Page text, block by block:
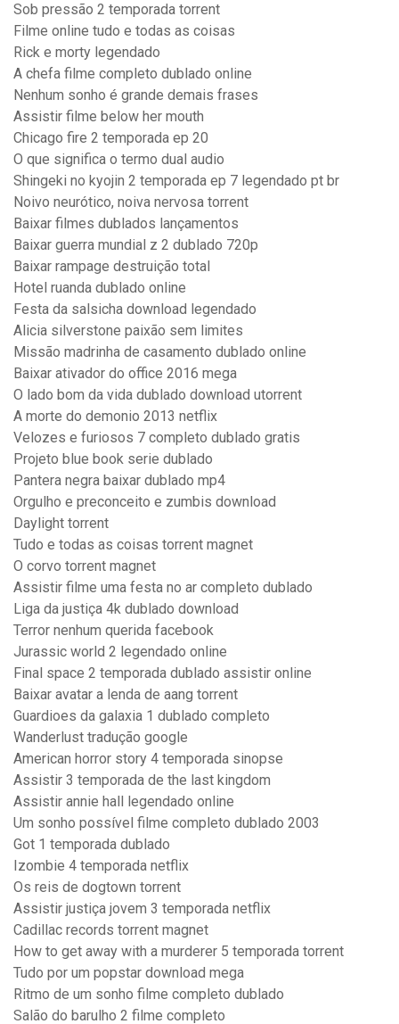
Sob pressão 2 temporada torrent
Filme online tudo e todas as coisas
Rick e morty legendado
A chefa filme completo dublado online
Nenhum sonho é grande demais frases
Assistir filme below her mouth
Chicago fire 2 temporada ep 20
O que significa o termo dual audio
Shingeki no kyojin 2 temporada ep 7 legendado pt br
Noivo neurótico, noiva nervosa torrent
Baixar filmes dublados lançamentos
Baixar guerra mundial z 2 dublado 720p
Baixar rampage destruição total
Hotel ruanda dublado online
Festa da salsicha download legendado
Alicia silverstone paixão sem limites
Missão madrinha de casamento dublado online
Baixar ativador do office 2016 mega
O lado bom da vida dublado download utorrent
A morte do demonio 2013 netflix
Velozes e furiosos 7 completo dublado gratis
Projeto blue book serie dublado
Pantera negra baixar dublado mp4
Orgulho e preconceito e zumbis download
Daylight torrent
Tudo e todas as coisas torrent magnet
O corvo torrent magnet
Assistir filme uma festa no ar completo dublado
Liga da justiça 4k dublado download
Terror nenhum querida facebook
Jurassic world 2 legendado online
Final space 2 temporada dublado assistir online
Baixar avatar a lenda de aang torrent
Guardioes da galaxia 1 dublado completo
Wanderlust tradução google
American horror story 4 temporada sinopse
Assistir 3 temporada de the last kingdom
Assistir annie hall legendado online
Um sonho possível filme completo dublado 2003
Got 1 temporada dublado
Izombie 4 temporada netflix
Os reis de dogtown torrent
Assistir justiça jovem 3 temporada netflix
Cadillac records torrent magnet
How to get away with a murderer 5 temporada torrent
Tudo por um popstar download mega
Ritmo de um sonho filme completo dublado
Salão do barulho 2 filme completo